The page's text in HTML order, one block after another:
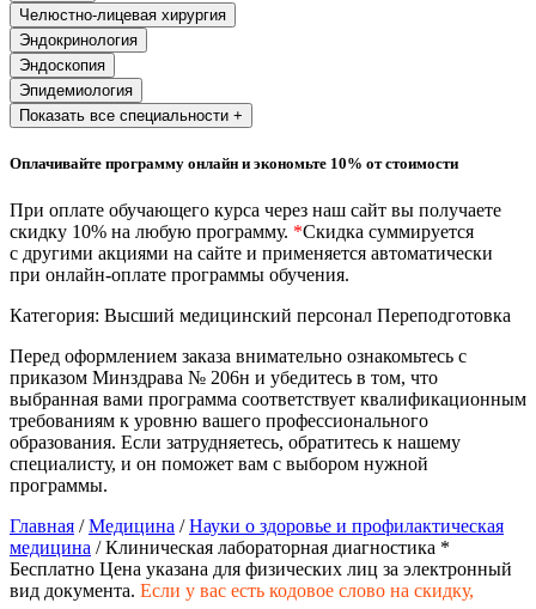
Челюстно-лицевая хирургия
Эндокринология
Эндоскопия
Эпидемиология
Показать все специальности +
Оплачивайте программу онлайн и экономьте 10% от стоимости
При оплате обучающего курса через наш сайт вы получаете
скидку 10% на любую программу. *Скидка суммируется
с другими акциями на сайте и применяется автоматически
при онлайн-оплате программы обучения.
Категория: Высший медицинский персонал Переподготовка
Перед оформлением заказа внимательно ознакомьтесь с
приказом Минздрава № 206н и убедитесь в том, что
выбранная вами программа соответствует квалификационным
требованиям к уровню вашего профессионального
образования. Если затрудняетесь, обратитесь к нашему
специалисту, и он поможет вам с выбором нужной
программы.
Главная /Медицина /Науки о здоровье и профилактическая
медицина / Клиническая лабораторная диагностика *
Бесплатно Цена указана для физических лиц за электронный
вид документа. Если у вас есть кодовое слово на скидку,